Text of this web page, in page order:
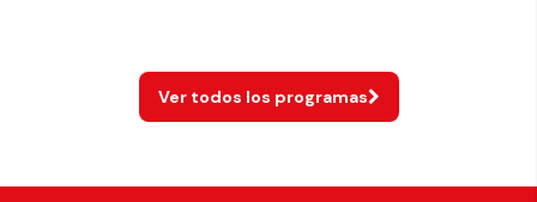
Ver todos los programas